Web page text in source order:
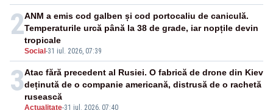
2
Social -31 iul. 2026, 07:39
ANM a emis cod galben și cod portocaliu de caniculă.
Temperaturile urcă până la 38 de grade, iar nopțile devin
tropicale
3
Actualitate-31 iul. 2026, 07:40
Atac fără precedent al Rusiei. O fabrică de drone din Kiev
deținută de o companie americană, distrusă de o rachetă
rusească